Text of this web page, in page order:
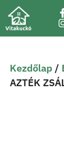
Kezdőlap /
AZTÉK